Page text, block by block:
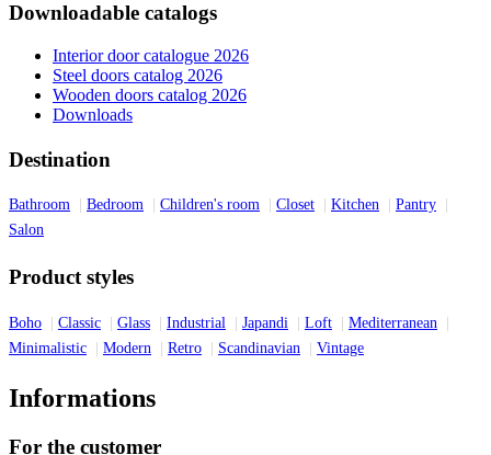
Downloadable catalogs
Interior door catalogue 2026
Steel doors catalog 2026
Wooden doors catalog 2026
Downloads
Destination
Bathroom Bedroom Children's room Closet Kitchen
Pantry
Salon
Product styles
Boho Classic Glass Industrial Japandi Loft
Mediterranean
Minimalistic
Modern Retro Scandinavian Vintage
Informations
For the customer